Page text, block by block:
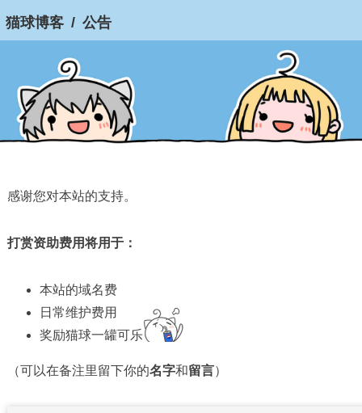
感谢您对本站的支持。
打赏资助费用将用于：
本站的域名费
日常维护费用
奖励猫球一罐可乐
（可以在备注里留下你的名字和留言）
猫球博客 / 公告